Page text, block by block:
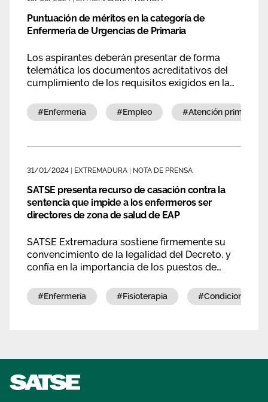
Puntuación de méritos en la categoría de
Enfermería de Urgencias de Primaria
Los aspirantes deberán presentar de forma
telemática los documentos acreditativos del
cumplimiento de los requisitos exigidos en la
estabilización para la categoría de Enfermería
de Urgencias de Primaria en el plazo de diez
#enfermería #empleo #atención primaria
31/01/2024 EXTREMADURA NOTA DE PRENSA
SATSE presenta recurso de casación contra la
sentencia que impide a los enfermeros ser
directores de zona de salud de EAP
SATSE Extremadura sostiene firmemente su
convencimiento de la legalidad del Decreto, y
confía en la importancia de los puestos de
#enfermería #fisioterapia #condiciones